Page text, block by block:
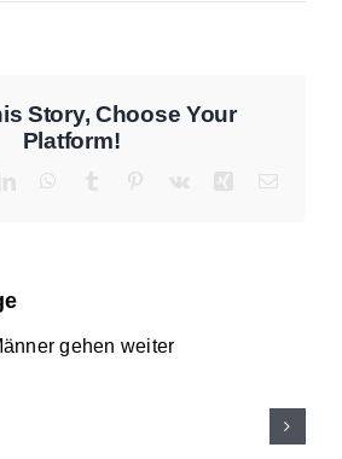
Story, Choose Your
Platform!